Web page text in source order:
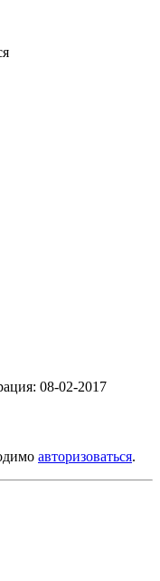
08-02-2017
авторизоваться.